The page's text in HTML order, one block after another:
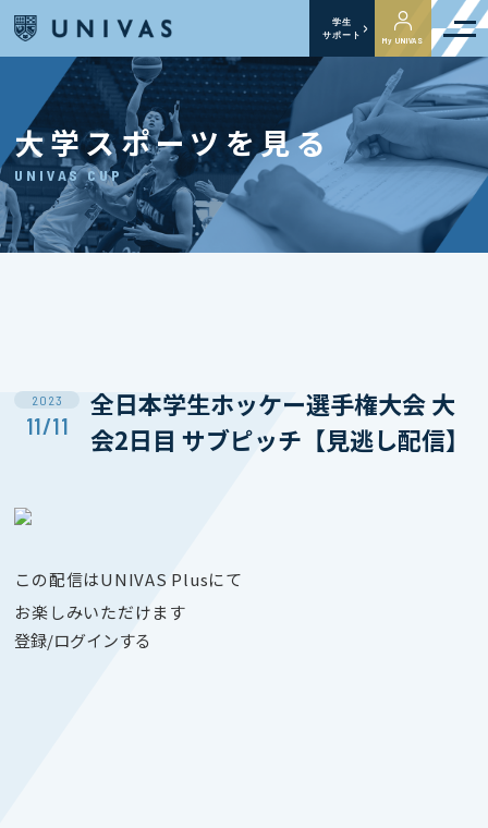
学生
サポート
My UNIVAS
大学スポーツを見る
UNIVAS CUP
2023
11/11
全日本学生ホッケー選手権大会 大
会2日目 サブピッチ【見逃し配信】
この配信はUNIVAS Plusにて
お楽しみいただけます
登録/ログインする